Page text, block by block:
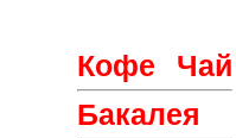
Кофе
Чай
Бакалея